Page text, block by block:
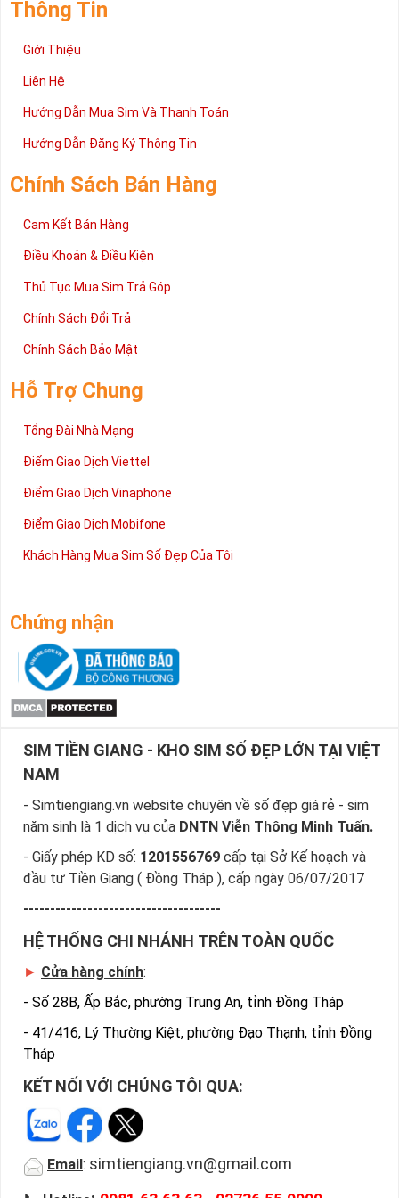
Thông Tin
Giới Thiệu
Liên Hệ
Hướng Dẫn Mua Sim Và Thanh Toán
Hướng Dẫn Đăng Ký Thông Tin
Chính Sách Bán Hàng
Cam Kết Bán Hàng
Điều Khoản & Điều Kiện
Thủ Tục Mua Sim Trả Góp
Chính Sách Đổi Trả
Chính Sách Bảo Mật
Hỗ Trợ Chung
Tổng Đài Nhà Mạng
Điểm Giao Dịch Viettel
Điểm Giao Dịch Vinaphone
Điểm Giao Dịch Mobifone
Khách Hàng Mua Sim Số Đẹp Của Tôi
Chứng nhận
SIM TIỀN GIANG - KHO SIM SỐ ĐẸP LỚN TẠI VIỆT
NAM
- Simtiengiang.vn website chuyên về số đẹp giá rẻ - sim
năm sinh là 1 dịch vụ của DNTN Viễn Thông Minh Tuấn.
- Giấy phép KD số: 1201556769 cấp tại Sở Kế hoạch và
đầu tư Tiền Giang ( Đồng Tháp ), cấp ngày 06/07/2017
-------------------------------------
HỆ THỐNG CHI NHÁNH TRÊN TOÀN QUỐC
► Cửa hàng chính:
- Số 28B, Ấp Bắc, phường Trung An, tỉnh Đồng Tháp
- 41/416, Lý Thường Kiệt, phường Đạo Thạnh, tỉnh Đồng
Tháp
KẾT NỐI VỚI CHÚNG TÔI QUA:
Email : simtiengiang.vn@gmail.com